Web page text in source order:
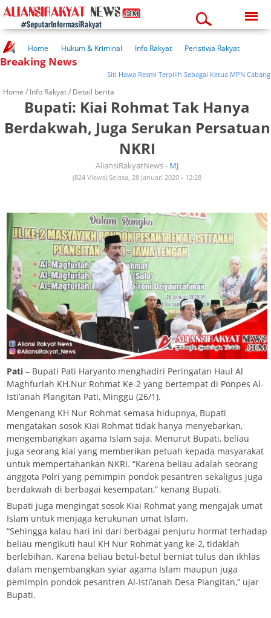
05:23:37 pm
Home Hukum & Kriminal Info Rakyat
Peristiwa Rakyat
Kuliner Rakyat
Wisata Rakyat
Breaking News
Siti Hawa Resmi Terpilih Sebagai Ketua MPN Cabang
Home / Info Rakyat/ Detail berita
Bupati: Kiai Rohmat Tak Hanya
Berdakwah, Juga Serukan Persatuan
NKRI
AliansiRakyatNews - MJ
(824 Views) Selasa, 28 Januari 2020 - 12:28
Pati – Bupati Pati Haryanto menghadiri Peringatan Haul Al
Maghfurlah KH.Nur Rohmat Ke-2 yang bertempat di Ponpes Al-
Isti’anah Plangitan Pati, Minggu (26/1).
Mengenang KH Nur Rohmat semasa hidupnya, Bupati
mengatakan sosok Kiai Rohmat tidak hanya menyebarkan,
mengembangkan agama Islam saja. Menurut Bupati, beliau
juga seorang kiai yang memberikan petuah kepada masyarakat
untuk mempertahankan NKRI. “Karena beliau adalah seorang
anggota Polri yang pemimpin pondok pesantren sekaligus juga
berdakwah di berbagai kesempatan,” kenang Bupati.
Bupati juga mengingat sosok Kiai Rohmat yang mengajak umat
Islam untuk menjaga kerukunan umat Islam.
“Sehingga kalau hari ini dari berbagai penjuru hormat terhadap
beliau mengikuti haul KH Nur Rohmat yang ke-2, tidaklah
berlebihan. Karena beliau betul-betul berniat tulus dan ikhlas
dalam mengembangkan syiar agama Islam maupun juga
pemimpin pondok pesantren Al-Isti’anah Desa Plangitan,” ujar
Bupati.